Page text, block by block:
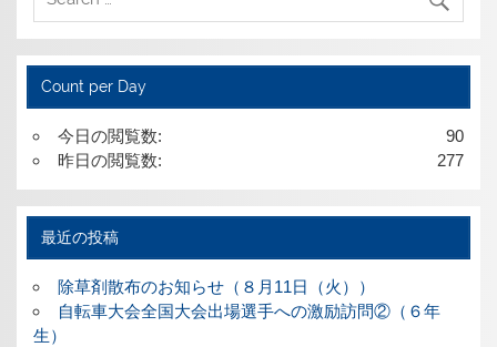
Count per Day
90
今日の閲覧数:
277
昨日の閲覧数:
最近の投稿
除草剤散布のお知らせ（８月11日（火））
自転車大会全国大会出場選手への激励訪問②（６年
生）